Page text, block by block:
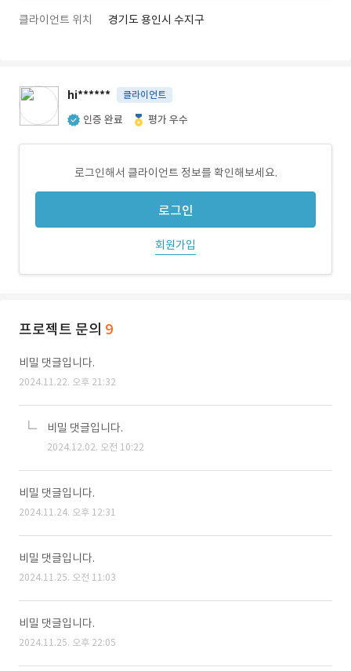
클라이언트 위치 경기도 용인시 수지구
hi****** 클라이언트
인증 완료 평가 우수
로그인해서 클라이언트 정보를 확인해보세요.
로그인
회원가입
프로젝트 문의 9
비밀 댓글입니다.
2024.11.22. 오후 21:32
비밀 댓글입니다.
2024.12.02. 오전 10:22
비밀 댓글입니다.
2024.11.24. 오후 12:31
비밀 댓글입니다.
2024.11.25. 오전 11:03
비밀 댓글입니다.
2024.11.25. 오후 22:05